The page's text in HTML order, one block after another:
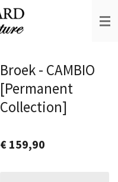
Broek - CAMBIO
[Permanent
Collection]
€ 159,90